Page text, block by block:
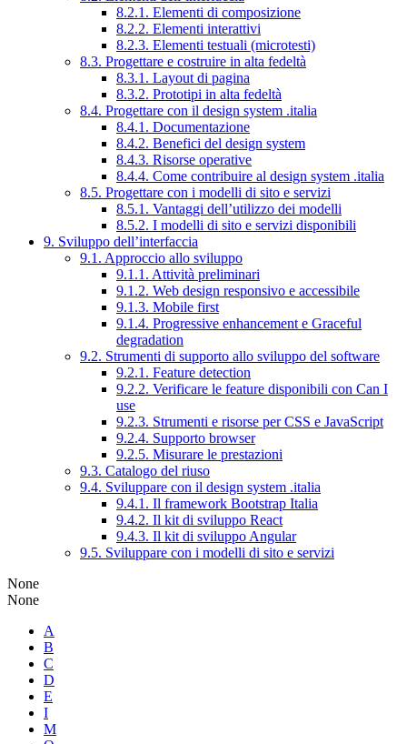
8.2.1. Elementi di composizione
8.2.2. Elementi interattivi
8.2.3. Elementi testuali (microtesti)
8.3. Progettare e costruire in alta fedeltà
8.3.1. Layout di pagina
8.3.2. Prototipi in alta fedeltà
8.4. Progettare con il design system .italia
8.4.1. Documentazione
8.4.2. Benefici del design system
8.4.3. Risorse operative
8.4.4. Come contribuire al design system .italia
8.5. Progettare con i modelli di sito e servizi
8.5.1. Vantaggi dell’utilizzo dei modelli
8.5.2. I modelli di sito e servizi disponibili
9. Sviluppo dell’interfaccia
9.1. Approccio allo sviluppo
9.1.1. Attività preliminari
9.1.2. Web design responsivo e accessibile
9.1.3. Mobile first
9.1.4. Progressive enhancement e Graceful
degradation
9.2. Strumenti di supporto allo sviluppo del software
9.2.1. Feature detection
9.2.2. Verificare le feature disponibili con Can I
use
9.2.3. Strumenti e risorse per CSS e JavaScript
9.2.4. Supporto browser
9.2.5. Misurare le prestazioni
9.3. Catalogo del riuso
9.4. Sviluppare con il design system .italia
9.4.1. Il framework Bootstrap Italia
9.4.2. Il kit di sviluppo React
9.4.3. Il kit di sviluppo Angular
9.5. Sviluppare con i modelli di sito e servizi
None
None
A
B
C
D
E
I
M